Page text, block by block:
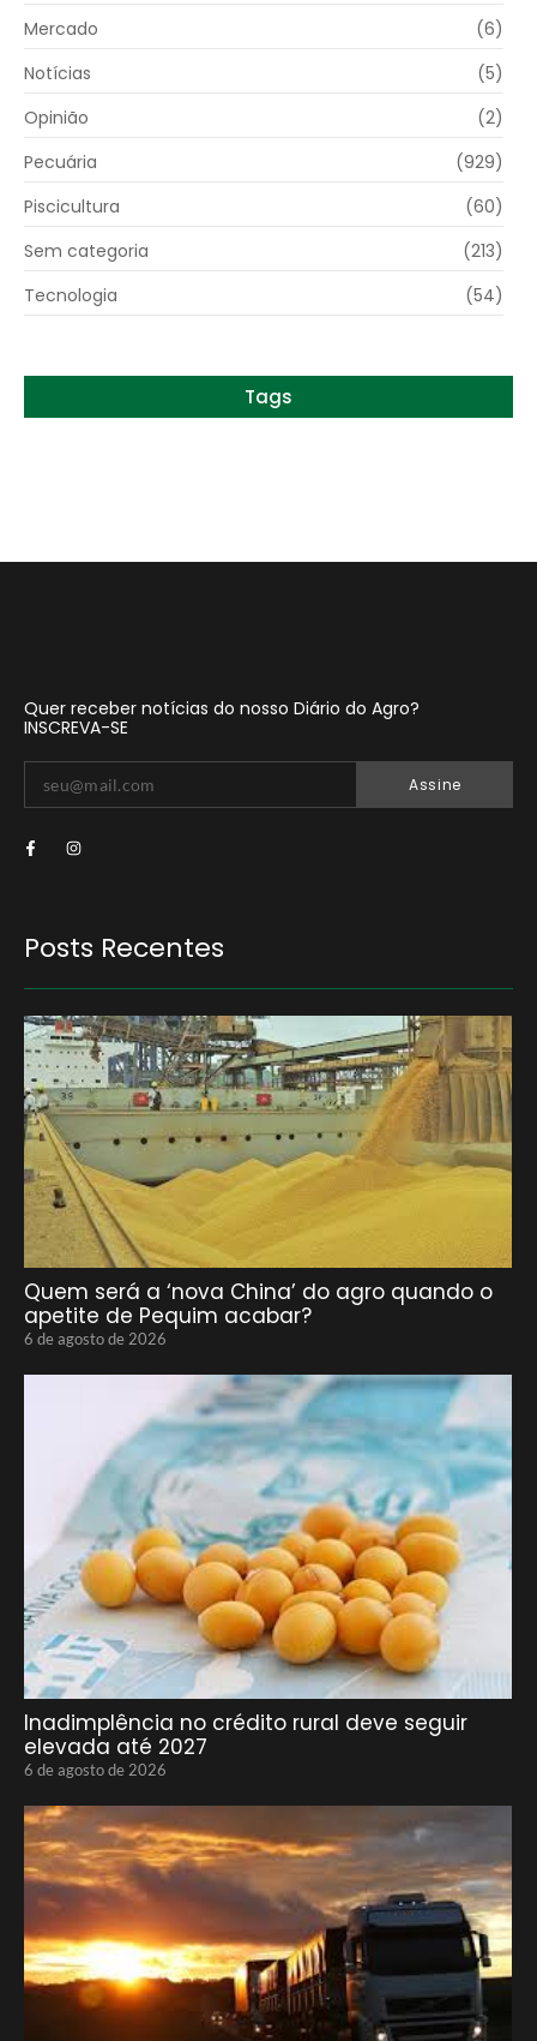
Mercado
(6)
Notícias
(5)
Opinião
(2)
Pecuária
(929)
Piscicultura
(60)
Sem categoria
(213)
Tecnologia
(54)
Tags
Quer receber notícias do nosso Diário do Agro?
INSCREVA-SE
Assine
Posts Recentes
Quem será a ‘nova China’ do agro quando o
apetite de Pequim acabar?
6 de agosto de 2026
Inadimplência no crédito rural deve seguir
elevada até 2027
6 de agosto de 2026